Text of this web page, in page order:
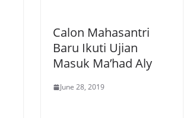
Calon Mahasantri
Baru Ikuti Ujian
Masuk Ma’had Aly
June 28, 2019